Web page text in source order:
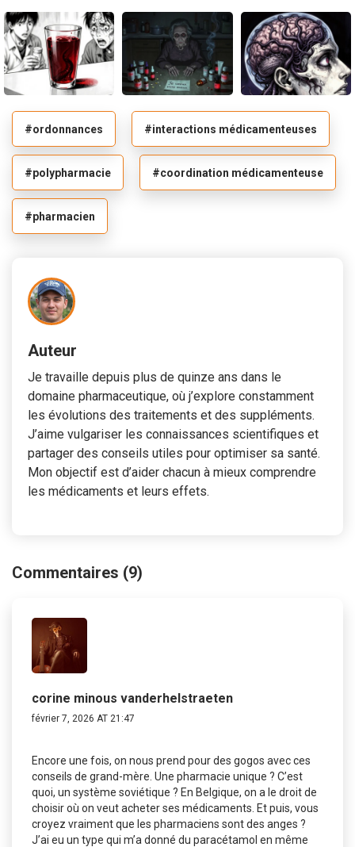
#ordonnances #interactions médicamenteuses
#polypharmacie #coordination médicamenteuse
#pharmacien
Auteur
Je travaille depuis plus de quinze ans dans le
domaine pharmaceutique, où j’explore constamment
les évolutions des traitements et des suppléments.
J’aime vulgariser les connaissances scientifiques et
partager des conseils utiles pour optimiser sa santé.
Mon objectif est d’aider chacun à mieux comprendre
les médicaments et leurs effets.
Commentaires (9)
corine minous vanderhelstraeten
février 7, 2026 AT 21:47
Encore une fois, on nous prend pour des gogos avec ces
conseils de grand-mère. Une pharmacie unique ? C’est
quoi, un système soviétique ? En Belgique, on a le droit de
choisir où on veut acheter ses médicaments. Et puis, vous
croyez vraiment que les pharmaciens sont des anges ?
J’ai eu un type qui m’a donné du paracétamol en même